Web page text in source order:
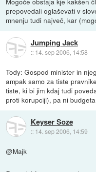
prepovedali oglaševati v
mnenju tudi največ, kar
Jumping Jack
:: 14. sep 2006, 14:58
Tody: Gospod minister in
ampak samo za tiste
tiste, ki bi jim kdaj tudi
proti korupciji), pa ni
Keyser Soze
:: 14. sep 2006, 14:59
@Majk